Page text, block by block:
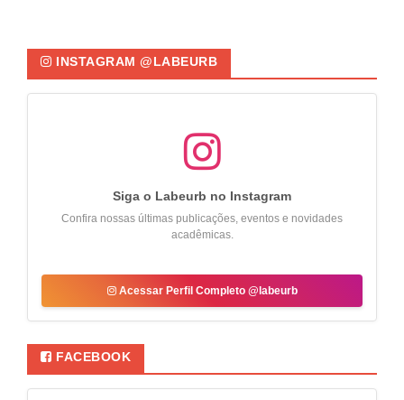
INSTAGRAM @LABEURB
Siga o Labeurb no Instagram
Confira nossas últimas publicações, eventos e novidades
acadêmicas.
Acessar Perfil Completo @labeurb
FACEBOOK